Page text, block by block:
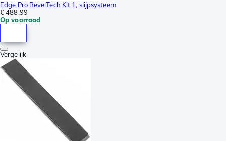
Edge Pro BevelTech Kit 1, slijpsysteem
€ 488,99
Op voorraad
Vergelijk